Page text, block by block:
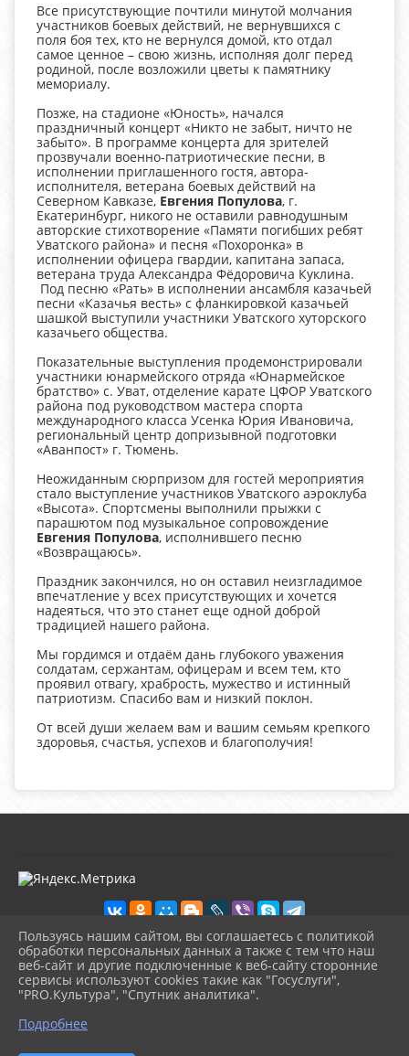
Все присутствующие почтили минутой молчания
участников боевых действий, не вернувшихся с
поля боя тех, кто не вернулся домой, кто отдал
самое ценное – свою жизнь, исполняя долг перед
родиной, после возложили цветы к памятнику
мемориалу.
Позже, на стадионе «Юность», начался
праздничный концерт «Никто не забыт, ничто не
забыто». В программе концерта для зрителей
прозвучали военно-патриотические песни, в
исполнении приглашенного гостя, автора-
исполнителя, ветерана боевых действий на
Северном Кавказе, Евгения Популова, г.
Екатеринбург, никого не оставили равнодушным
авторские стихотворение «Памяти погибших ребят
Уватского района» и песня «Похоронка» в
исполнении офицера гвардии, капитана запаса,
ветерана труда Александра Фёдоровича Куклина.
Под песню «Рать» в исполнении ансамбля казачьей
песни «Казачья весть» с фланкировкой казачьей
шашкой выступили участники Уватского хуторского
казачьего общества.
Показательные выступления продемонстрировали
участники юнармейского отряда «Юнармейское
братство» с. Уват, отделение карате ЦФОР Уватского
района под руководством мастера спорта
международного класса Усенка Юрия Ивановича,
региональный центр допризывной подготовки
«Аванпост» г. Тюмень.
Неожиданным сюрпризом для гостей мероприятия
стало выступление участников Уватского аэроклуба
«Высота». Спортсмены выполнили прыжки с
парашютом под музыкальное сопровождение
Евгения Популова, исполнившего песню
«Возвращаюсь».
Праздник закончился, но он оставил неизгладимое
впечатление у всех присутствующих и хочется
надеяться, что это станет еще одной доброй
традицией нашего района.
Мы гордимся и отдаём дань глубокого уважения
солдатам, сержантам, офицерам и всем тем, кто
проявил отвагу, храбрость, мужество и истинный
патриотизм. Спасибо вам и низкий поклон.
От всей души желаем вам и вашим семьям крепкого
здоровья, счастья, успехов и благополучия!
2026 г. kultura-uvat.ru
Вход
Карта сайта
Политика обработки персональных данных
Сделано на KubCMS
Пользуясь нашим сайтом, вы соглашаетесь с политикой
обработки персональных данных а также с тем что наш
веб-сайт и другие подключенные к веб-сайту сторонние
сервисы используют cookies такие как "Госуслуги",
"PRO.Культура", "Спутник аналитика".
Подробнее